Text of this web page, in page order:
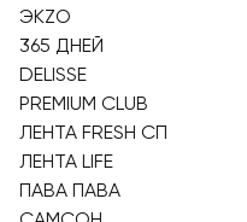
ЭKZO
365 ДНЕЙ
DELISSE
PREMIUM CLUB
ЛЕНТА FRESH СП
ЛЕНТА LIFE
ПАВА ПАВА